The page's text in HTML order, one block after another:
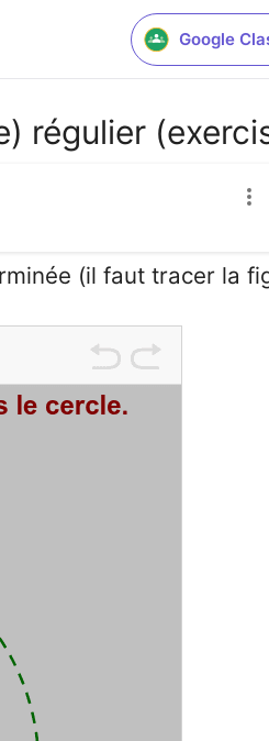
Google
régulier
(il faut tracer la